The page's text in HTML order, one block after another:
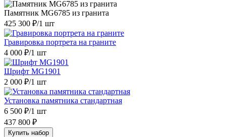
Памятник MG6785 из гранита
425 300 ₽/1 шт
Гравировка портрета на граните
4 000 ₽/1 шт
Шрифт MG1901
2 000 ₽/1 шт
Установка памятника стандартная
6 500 ₽/1 шт
437 800 ₽
Купить набор